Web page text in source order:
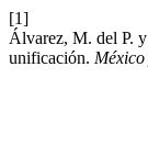
[1]
Álvarez, M. del P.
unificación.